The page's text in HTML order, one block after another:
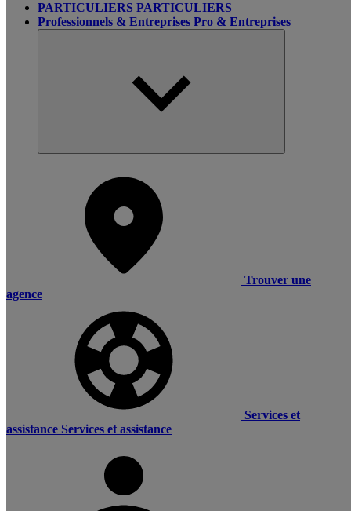
PARTICULIERS PARTICULIERS
Professionnels & Entreprises Pro & Entreprises
Trouver une
agence
Services et
assistance Services et assistance